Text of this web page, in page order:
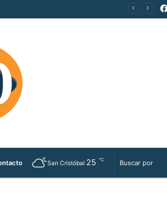
de las Flores
San Cristóbal 25 ℃